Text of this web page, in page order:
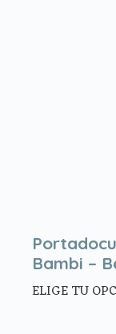
Bambi –
ELIGE TU